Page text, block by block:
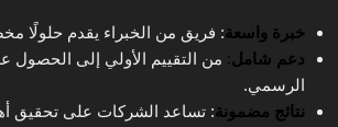
خبرة واسعة: فريق من الخبراء يقدم حلولًا
دعم شامل: من التقييم الأولي إلى الحصول
الرسمي.
نتائج مضمونة: تساعد الشركات على تحقيق